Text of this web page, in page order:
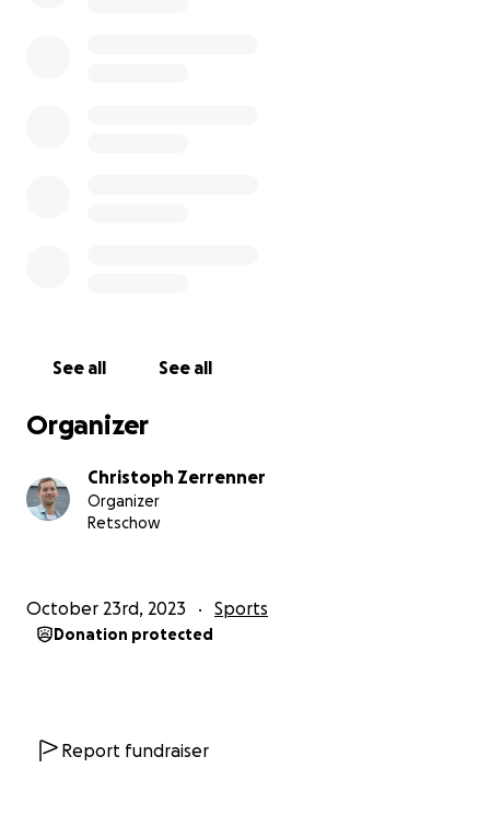
See all See all
Organizer
Christoph Zerrenner
Organizer
Retschow
October 23rd, 2023 Sports
Donation protected
Report fundraiser